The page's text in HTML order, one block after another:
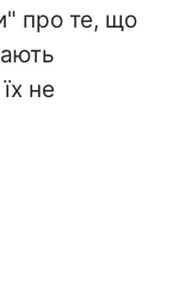
про те, що
не